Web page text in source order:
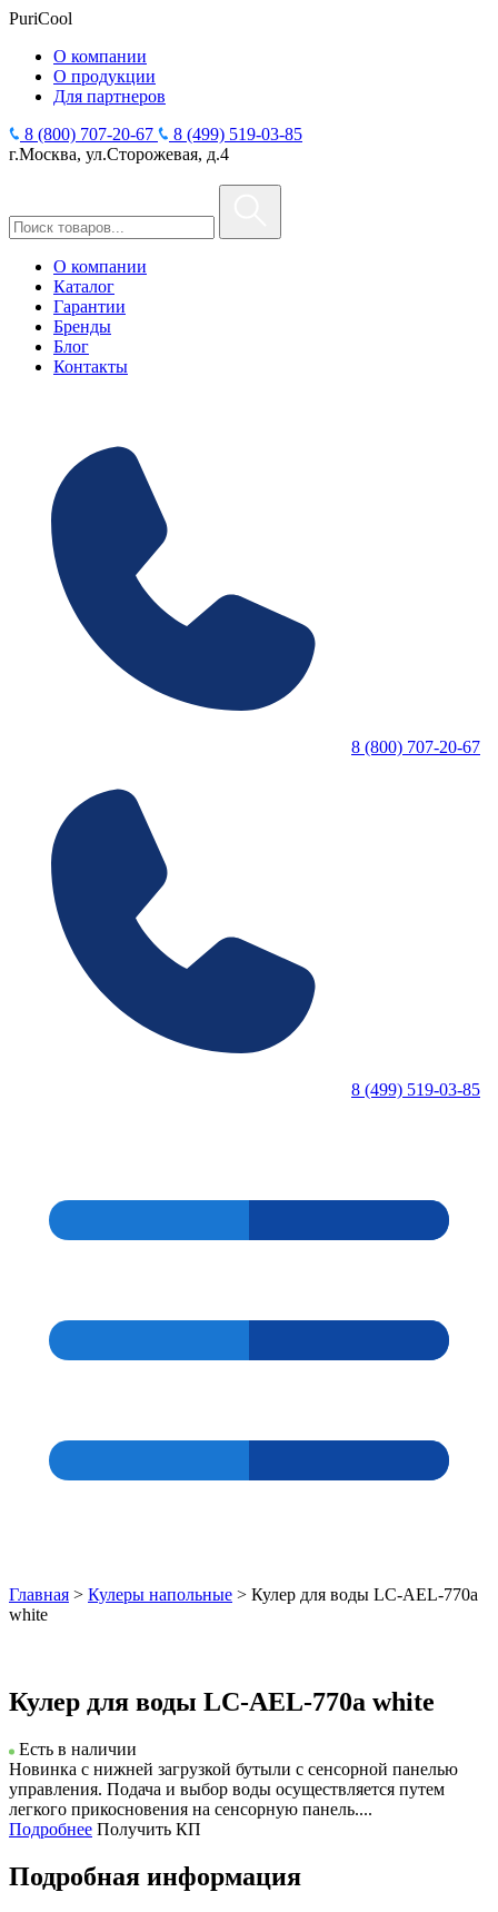
PuriCool
О компании
О продукции
Для партнеров
8 (800) 707-20-67
8 (499) 519-03-85
г.Москва, ул.Сторожевая, д.4
О компании
Каталог
Гарантии
Бренды
Блог
Контакты
8 (800) 707-20-67
8 (499) 519-03-85
Главная > Кулеры напольные > Кулер для воды LC-AEL-770a
white
Кулер для воды LC-AEL-770a white
Есть в наличии
Новинка с нижней загрузкой бутыли с сенсорной панелью
управления. Подача и выбор воды осуществляется путем
легкого прикосновения на сенсорную панель....
Подробнее Получить КП
Подробная информация